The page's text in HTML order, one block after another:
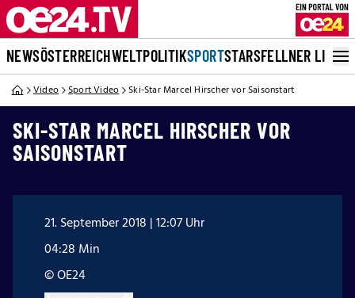
NEWSÖSTERREICHWELTPOLITIKSPORTSTARSFELLNER LIVE
Video Sport Video Ski-Star Marcel Hirscher vor Saisonstart
SKI-STAR MARCEL HIRSCHER VOR
SAISONSTART
21. September 2018 | 12:07 Uhr
04:28 Min
© OE24